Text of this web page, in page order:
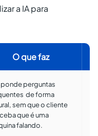
a IA para
O que faz
perguntas
de forma
sem que o cliente
que é uma
falando.